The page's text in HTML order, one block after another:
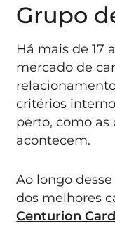
Grupo
Há mais de 17
mercado de
critérios
perto, como as
acontecem.
Ao longo
dos melhores
Centurion Card